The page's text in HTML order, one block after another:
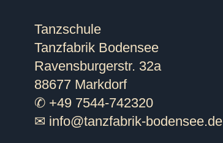
Tanzschule
Tanzfabrik Bodensee
Ravensburgerstr. 32a
88677 Markdorf
✆ +49 7544-742320
✉ info@tanzfabrik-bodensee.de